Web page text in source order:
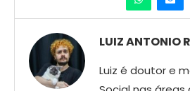
LUIZ ANTONIO
Luiz é doutor e